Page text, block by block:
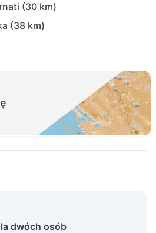
(30 km)
(38 km)
dwóch osób